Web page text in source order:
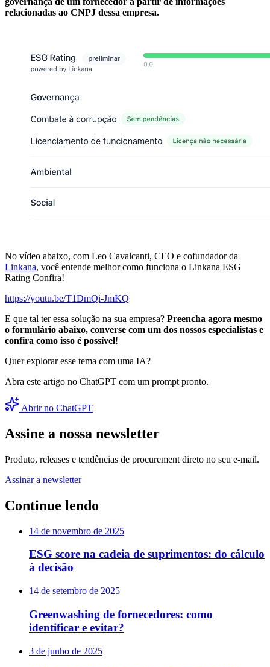
relacionadas ao CNPJ dessa empresa.
No vídeo abaixo, com Leo Cavalcanti, CEO e cofundador da
Linkana, você entende melhor como funciona o Linkana ESG
Rating Confira!
https://youtu.be/T1DmQi-JmKQ
E que tal ter essa solução na sua empresa? Preencha agora mesmo
o formulário abaixo, converse com um dos nossos especialistas e
confira como isso é possível!
Quer explorar esse tema com uma IA?
Abra este artigo no ChatGPT com um prompt pronto.
Abrir no ChatGPT
Assine a nossa newsletter
Produto, releases e tendências de procurement direto no seu e-mail.
Assinar a newsletter
Continue lendo
14 de novembro de 2025
ESG score na cadeia de suprimentos: do cálculo
à decisão
14 de setembro de 2025
Greenwashing de fornecedores: como
identificar e evitar?
3 de junho de 2025